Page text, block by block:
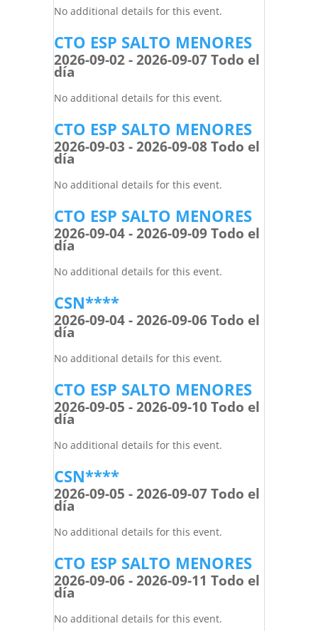
No additional details for this event.
CTO ESP SALTO MENORES
2026-09-02 - 2026-09-07 Todo el
día
No additional details for this event.
CTO ESP SALTO MENORES
2026-09-03 - 2026-09-08 Todo el
día
No additional details for this event.
CTO ESP SALTO MENORES
2026-09-04 - 2026-09-09 Todo el
día
No additional details for this event.
CSN****
2026-09-04 - 2026-09-06 Todo el
día
No additional details for this event.
CTO ESP SALTO MENORES
2026-09-05 - 2026-09-10 Todo el
día
No additional details for this event.
CSN****
2026-09-05 - 2026-09-07 Todo el
día
No additional details for this event.
CTO ESP SALTO MENORES
2026-09-06 - 2026-09-11 Todo el
día
No additional details for this event.